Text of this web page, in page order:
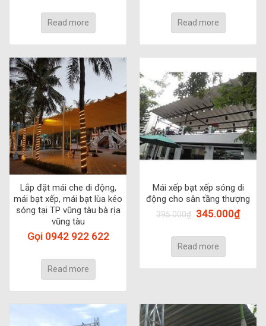
Read more Read more
Lắp đặt mái che di động,
mái bạt xếp, mái bạt lùa kéo
sóng tại TP vũng tàu bà rịa
vũng tàu
Gọi 0942 922 622
Read more
Mái xếp bạt xếp sóng di
động cho sân tầng thượng
395.000₫ 345.000₫
Read more